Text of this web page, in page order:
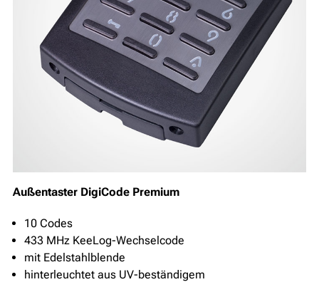
Außentaster DigiCode Premium
10 Codes
433 MHz KeeLog-Wechselcode
mit Edelstahlblende
hinterleuchtet aus UV-beständigem